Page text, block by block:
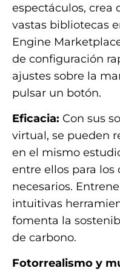
espectáculos, crea
vastas bibliotecas
Engine
de configuración
ajustes sobre la
pulsar un botón.
Eficacia: Con sus
virtual, se pueden
en el mismo
entre ellos para los
necesarios.
intuitivas
fomenta la
de carbono.
Fotorrealismo y